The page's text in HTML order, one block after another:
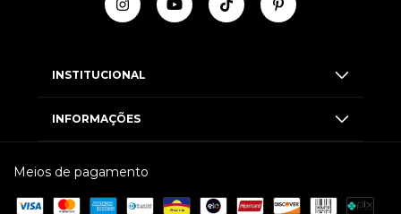
INSTITUCIONAL
INFORMAÇÕES
Meios de pagamento